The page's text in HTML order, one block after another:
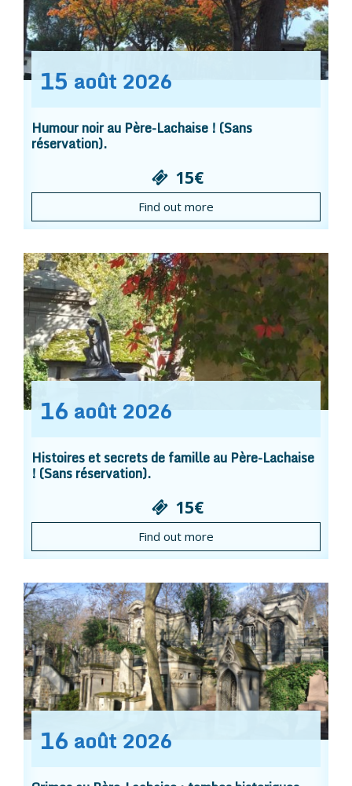
15 août 2026
Humour noir au Père-Lachaise ! (Sans
réservation).
15€
Find out more
16 août 2026
Histoires et secrets de famille au Père-Lachaise
! (Sans réservation).
15€
Find out more
16 août 2026